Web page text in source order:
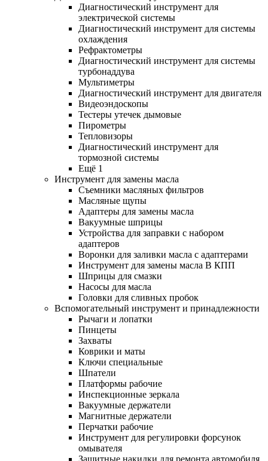
Диагностический инструмент для
электрической системы
Диагностический инструмент для системы
охлаждения
Рефрактометры
Диагностический инструмент для системы
турбонаддува
Мультиметры
Диагностический инструмент для двигателя
Видеоэндоскопы
Тестеры утечек дымовые
Пирометры
Тепловизоры
Диагностический инструмент для
тормозной системы
Ещё 1
Инструмент для замены масла
Съемники масляных фильтров
Масляные щупы
Адаптеры для замены масла
Вакуумные шприцы
Устройства для заправки с набором
адаптеров
Воронки для заливки масла с адаптерами
Инструмент для замены масла В КПП
Шприцы для смазки
Насосы для масла
Головки для сливных пробок
Вспомогательный инструмент и принадлежности
Рычаги и лопатки
Пинцеты
Захваты
Коврики и маты
Ключи специальные
Шпатели
Платформы рабочие
Инспекционные зеркала
Вакуумные держатели
Магнитные держатели
Перчатки рабочие
Инструмент для регулировки форсунок
омывателя